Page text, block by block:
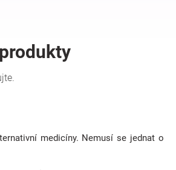
medicíny. Nemusí se jednat o